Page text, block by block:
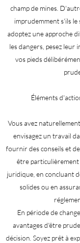
champ de mines.
imprudemment s'ils
adoptez une approche
les dangers, pesez leur
vos pieds
Éléments
Vous avez
envisagez un travail
fournir des conseils et
être
juridique, en concluant
solides ou en
En période de
avantages d'être
décision. Soyez prêt à